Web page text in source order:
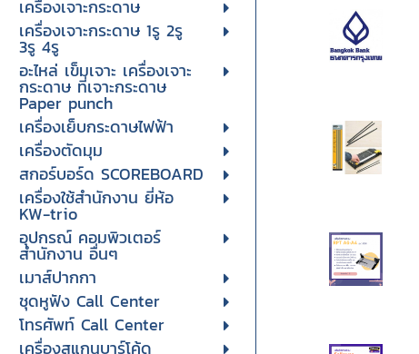
เครื่องเจาะกระดาษ
เครื่องเจาะกระดาษ 1รู 2รู
3รู 4รู
อะไหล่ เข็มเจาะ เครื่องเจาะ
กระดาษ ที่เจาะกระดาษ
Paper punch
เครื่องเย็บกระดาษไฟฟ้า
เครื่องตัดมุม
สกอร์บอร์ด SCOREBOARD
เครื่องใช้สำนักงาน ยี่ห้อ
KW-trio
อุปกรณ์ คอมพิวเตอร์
สำนักงาน อื่นๆ
เมาส์ปากกา
ชุดหูฟัง Call Center
โทรศัพท์ Call Center
เครื่องสแกนบาร์โค้ด